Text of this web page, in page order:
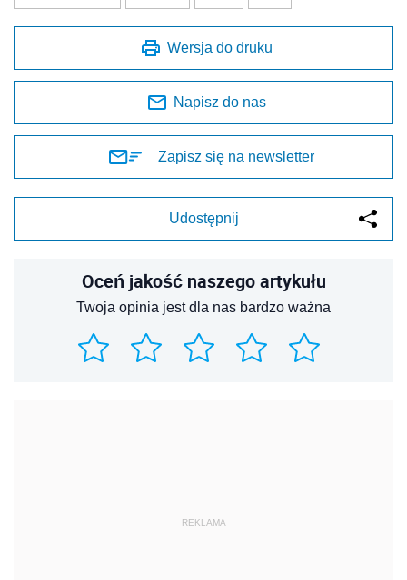
Wersja do druku
Napisz do nas
Zapisz się na newsletter
Udostępnij
Oceń jakość naszego artykułu
Twoja opinia jest dla nas bardzo ważna
REKLAMA